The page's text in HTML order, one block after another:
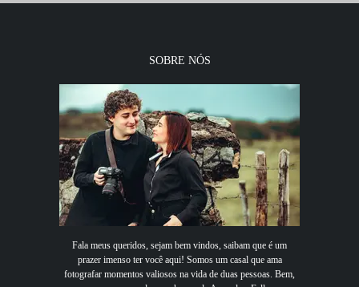
SOBRE NÓS
Fala meus queridos, sejam bem vindos, saibam que é um
prazer imenso ter você aqui! Somos um casal que ama
fotografar momentos valiosos na vida de duas pessoas. Bem,